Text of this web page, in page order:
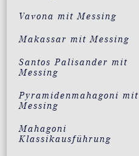
Vavona mit Messing
Makassar mit Messing
Santos Palisander mit
Messing
Pyramidenmahagoni mit
Messing
Mahagoni
Klassikausführung